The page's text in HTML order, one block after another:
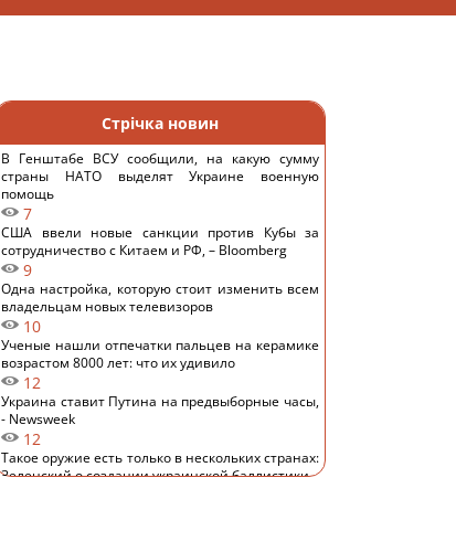
Стрічка новин
В Генштабе ВСУ сообщили, на какую сумму
страны НАТО выделят Украине военную
помощь
7
США ввели новые санкции против Кубы за
сотрудничество с Китаем и РФ, – Bloomberg
9
Одна настройка, которую стоит изменить всем
владельцам новых телевизоров
10
Ученые нашли отпечатки пальцев на керамике
возрастом 8000 лет: что их удивило
12
Украина ставит Путина на предвыборные часы,
- Newsweek
12
Такое оружие есть только в нескольких странах:
Зеленский о создании украинской баллистики